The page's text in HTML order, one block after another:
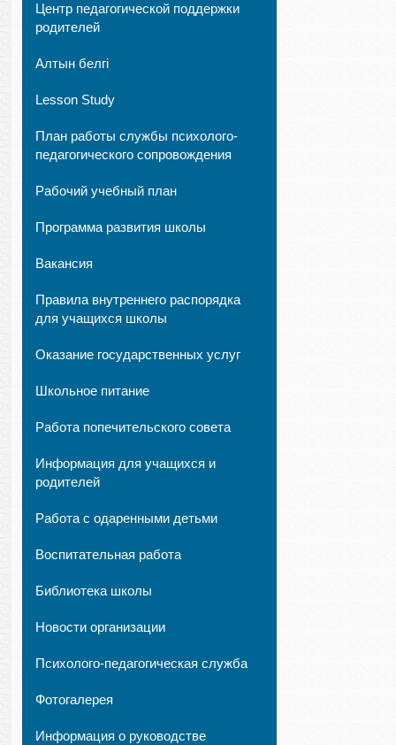
Центр педагогической поддержки
родителей
Алтын белгі
Lesson Study
План работы службы психолого-
педагогического сопровождения
Рабочий учебный план
Программа развития школы
Вакансия
Правила внутреннего распорядка
для учащихся школы
Оказание государственных услуг
Школьное питание
Работа попечительского совета
Информация для учащихся и
родителей
Работа с одаренными детьми
Воспитательная работа
Библиотека школы
Новости организации
Психолого-педагогическая служба
Фотогалерея
Информация о руководстве